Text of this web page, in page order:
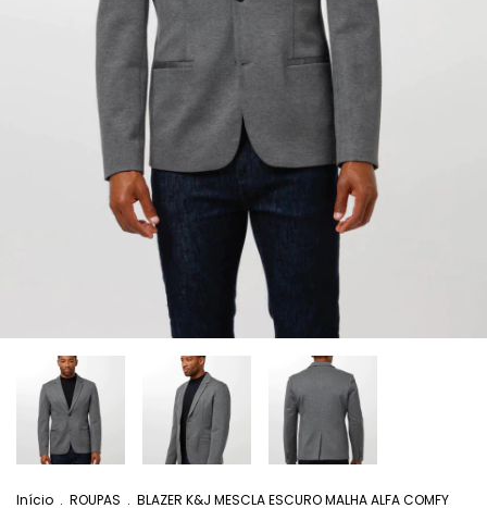
Início . ROUPAS . BLAZER K&J MESCLA ESCURO MALHA ALFA COMFY